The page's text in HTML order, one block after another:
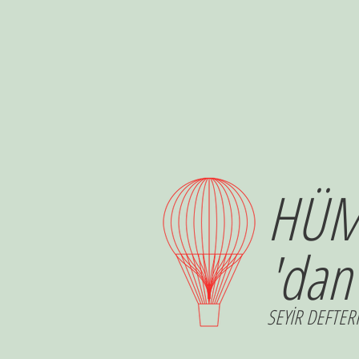
'dan
SEYİR DEFTERİ